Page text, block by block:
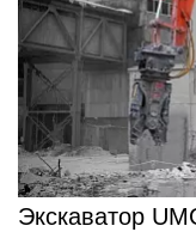
Экскаватор